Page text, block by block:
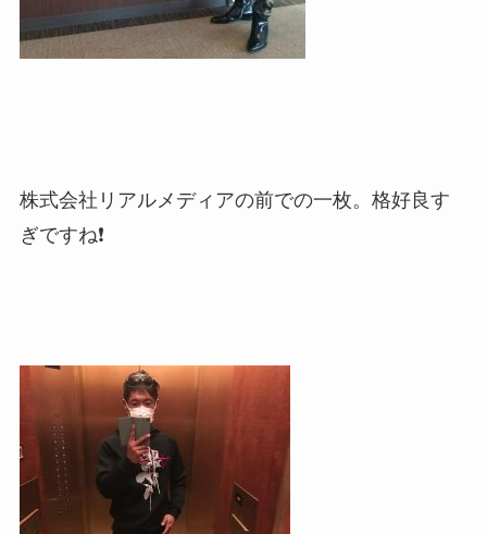
株式会社リアルメディアの前での一枚。格好良す
ぎですね❗️